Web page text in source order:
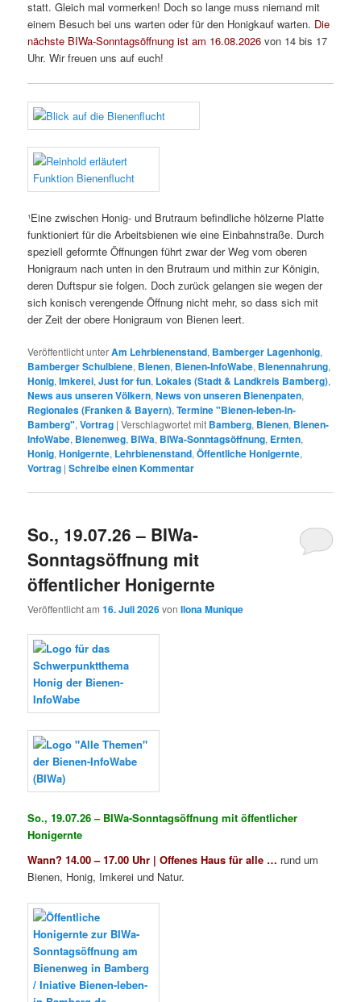
statt. Gleich mal vormerken! Doch so lange muss niemand mit
einem Besuch bei uns warten oder für den Honigkauf warten. Die
nächste BIWa-Sonntagsöffnung ist am 16.08.2026 von 14 bis 17
Uhr. Wir freuen uns auf euch!
¹Eine zwischen Honig- und Brutraum befindliche hölzerne Platte
funktioniert für die Arbeitsbienen wie eine Einbahnstraße. Durch
speziell geformte Öffnungen führt zwar der Weg vom oberen
Honigraum nach unten in den Brutraum und mithin zur Königin,
deren Duftspur sie folgen. Doch zurück gelangen sie wegen der
sich konisch verengende Öffnung nicht mehr, so dass sich mit
der Zeit der obere Honigraum von Bienen leert.
Veröffentlicht unterAm Lehrbienenstand, Bamberger Lagenhonig,
Bamberger Schulbiene, Bienen, Bienen-InfoWabe, Bienennahrung,
Honig,Imkerei,Just for fun, Lokales (Stadt & Landkreis Bamberg),
News aus unseren Völkern,News von unseren Bienenpaten,
Regionales (Franken & Bayern),Termine "Bienen-leben-in-
Bamberg",Vortrag |Verschlagwortet mit Bamberg, Bienen, Bienen-
InfoWabe, Bienenweg, BIWa, BIWa-Sonntagsöffnung, Ernten,
Honig,Honigernte, Lehrbienenstand,Öffentliche Honigernte,
Vortrag |Schreibe einen Kommentar
So., 19.07.26 – BIWa-
Sonntagsöffnung mit
öffentlicher Honigernte
Veröffentlicht am16. Juli 2026vonIlona Munique
So., 19.07.26 – BIWa-Sonntagsöffnung mit öffentlicher
Honigernte
Wann? 14.00 – 17.00 Uhr | Offenes Haus für alle … rund um
Bienen, Honig, Imkerei und Natur.